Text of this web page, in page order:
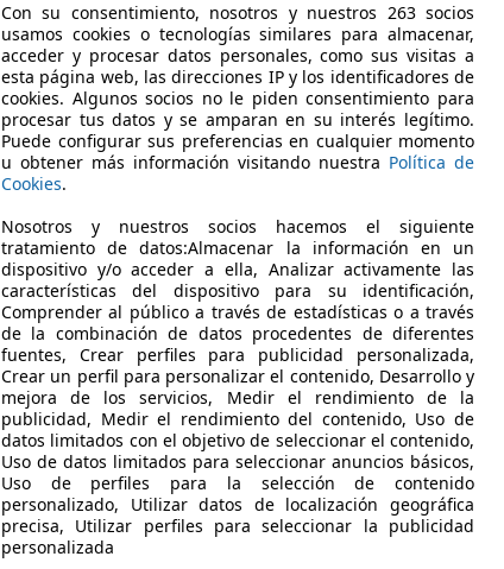
49 KW (67 PS) Ø 12.6 kWh/100km
47 KW (64 PS) Ø 12.6 kWh/100km
Con su consentimiento, nosotros y nuestros 263 socios
usamos cookies o tecnologías similares para almacenar,
acceder y procesar datos personales, como sus visitas a
esta página web, las direcciones IP y los identificadores de
cookies. Algunos socios no le piden consentimiento para
procesar tus datos y se amparan en su interés legítimo.
Puede configurar sus preferencias en cualquier momento
u obtener más información visitando nuestra Política de
Cookies.
Nosotros y nuestros socios hacemos el siguiente
tratamiento de datos:Almacenar la información en un
dispositivo y/o acceder a ella, Analizar activamente las
características del dispositivo para su identificación,
Comprender al público a través de estadísticas o a través
de la combinación de datos procedentes de diferentes
fuentes, Crear perfiles para publicidad personalizada,
Crear un perfil para personalizar el contenido, Desarrollo y
mejora de los servicios, Medir el rendimiento de la
publicidad, Medir el rendimiento del contenido, Uso de
datos limitados con el objetivo de seleccionar el contenido,
Uso de datos limitados para seleccionar anuncios básicos,
Uso de perfiles para la selección de contenido
personalizado, Utilizar datos de localización geográfica
precisa, Utilizar perfiles para seleccionar la publicidad
personalizada